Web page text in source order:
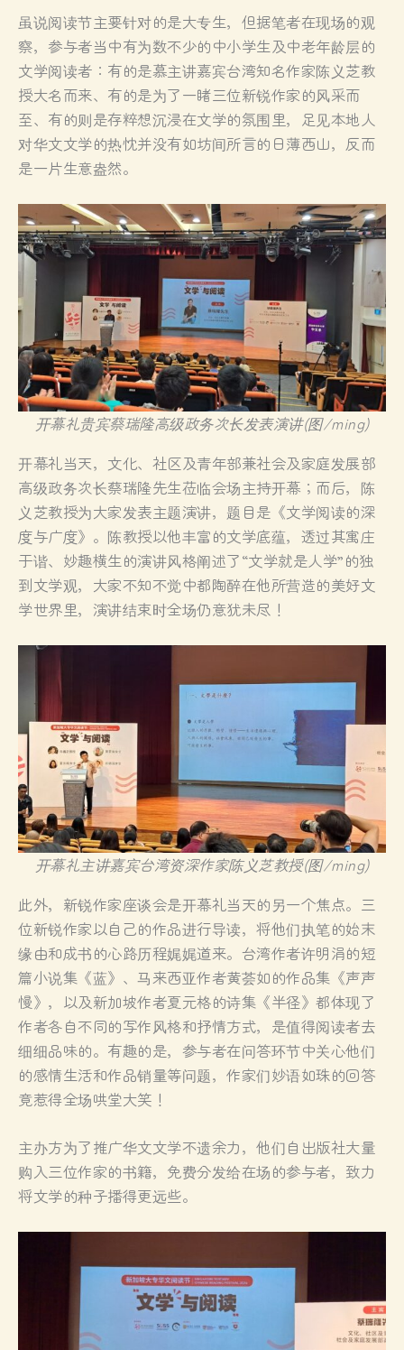
虽说阅读节主要针对的是大专生，但据笔者在现场的观
察，参与者当中有为数不少的中小学生及中老年龄层的
文学阅读者：有的是慕主讲嘉宾台湾知名作家陈义芝教
授大名而来、有的是为了一睹三位新锐作家的风采而
至、有的则是存粹想沉浸在文学的氛围里，足见本地人
对华文文学的热忱并没有如坊间所言的日薄西山，反而
是一片生意盎然。
开幕礼贵宾蔡瑞隆高级政务次长发表演讲(图/ming)
开幕礼当天，文化、社区及青年部兼社会及家庭发展部
高级政务次长蔡瑞隆先生莅临会场主持开幕；而后，陈
义芝教授为大家发表主题演讲，题目是《文学阅读的深
度与广度》。陈教授以他丰富的文学底蕴，透过其寓庄
于谐、妙趣横生的演讲风格阐述了“文学就是人学”的独
到文学观，大家不知不觉中都陶醉在他所营造的美好文
学世界里，演讲结束时全场仍意犹未尽！
开幕礼主讲嘉宾台湾资深作家陈义芝教授(图/ming)
此外，新锐作家座谈会是开幕礼当天的另一个焦点。三
位新锐作家以自己的作品进行导读，将他们执笔的始末
缘由和成书的心路历程娓娓道来。台湾作者许明涓的短
篇小说集《蓝》、马来西亚作者黄荟如的作品集《声声
慢》，以及新加坡作者夏元格的诗集《半径》都体现了
作者各自不同的写作风格和抒情方式，是值得阅读者去
细细品味的。有趣的是，参与者在问答环节中关心他们
的感情生活和作品销量等问题，作家们妙语如珠的回答
竟惹得全场哄堂大笑！
主办方为了推广华文文学不遗余力，他们自出版社大量
购入三位作家的书籍，免费分发给在场的参与者，致力
将文学的种子播得更远些。